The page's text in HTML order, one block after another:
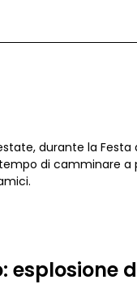
durante la
tempo di camminare
esplosione